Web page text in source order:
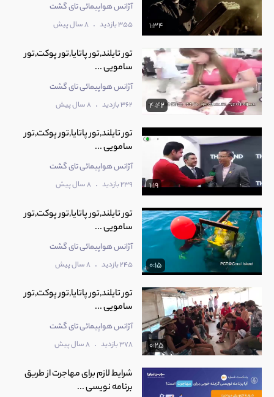
1:34
آژانس هواپیمائی تای گشت
355 بازدید . 8 سال پیش
4:42
تور تایلند,تور پاتایا,تور پوکت,تور
سامویی ...
آژانس هواپیمائی تای گشت
362 بازدید . 8 سال پیش
1:19
تور تایلند,تور پاتایا,تور پوکت,تور
سامویی ...
آژانس هواپیمائی تای گشت
239 بازدید . 8 سال پیش
0:15
تور تایلند,تور پاتایا,تور پوکت,تور
سامویی ...
آژانس هواپیمائی تای گشت
245 بازدید . 8 سال پیش
0:25
تور تایلند,تور پاتایا,تور پوکت,تور
سامویی ...
آژانس هواپیمائی تای گشت
378 بازدید . 8 سال پیش
شرایط لازم برای مهاجرت از طریق
برنامه نویسی ...